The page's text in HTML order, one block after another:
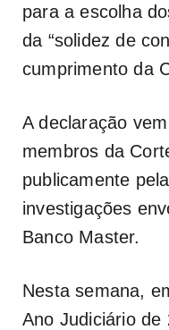
para a escolha
da “solidez de
cumprimento da
A declaração
membros da
publicamente
investigações
Banco Master.
Nesta semana,
Ano Judiciário de